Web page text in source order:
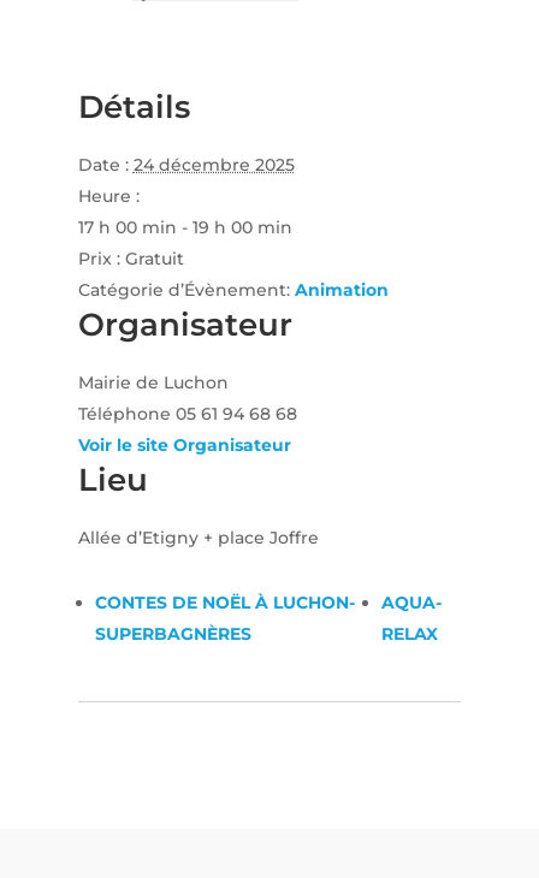
Détails
Date : 24 décembre 2025
Heure :
17 h 00 min - 19 h 00 min
Prix : Gratuit
Catégorie d’Évènement: Animation
Lieu
Allée d’Etigny + place Joffre
Organisateur
Mairie de Luchon
Téléphone 05 61 94 68 68
Voir le site Organisateur
CONTES DE NOËL À LUCHON-
SUPERBAGNÈRES
AQUA-
RELAX